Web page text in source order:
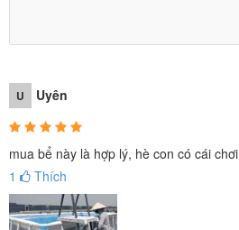
U Uyên
mua bể này là hợp lý, hè con có cái chơi
1
Thích